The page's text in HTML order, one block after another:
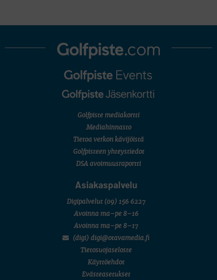
Golfpiste mediakortti
Mediahinnasto
Tietoa verkon kävijöistä
Golfpisteen yhteystiedot
DSA avoimuusraportti
Asiakaspalvelu
Digipalvelut (09) 156 6227
Avoinna ma–pe 8–16
Avoinna ma–pe 8–17
(digi) digi@otavamedia.fi
Tietosuojaseloste
Käyttöehdot
Evästeasetukset